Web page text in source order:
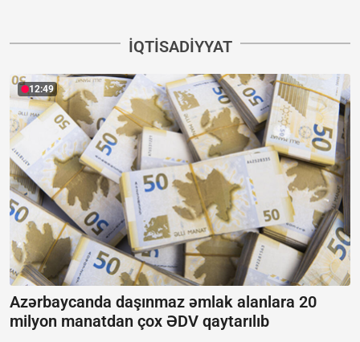
İQTISADIYYAT
12:49
Azərbaycanda daşınmaz əmlak alanlara 20
milyon manatdan çox ƏDV qaytarılıb